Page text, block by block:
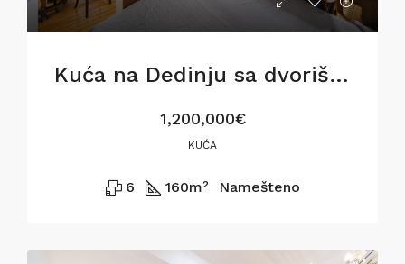
Kuća na Dedinju sa dvorištem i garažom, 160m2
1,200,000€
KUĆA
6 160m² Namešteno